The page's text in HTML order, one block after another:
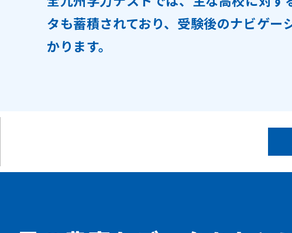
タも蓄積されており、受験後のナビゲー
かります。